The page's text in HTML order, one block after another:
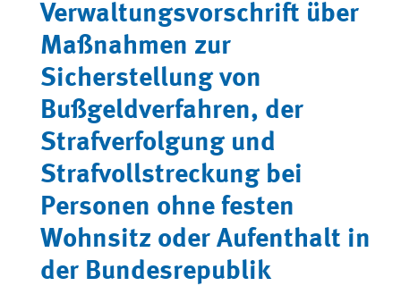
Verwaltungsvorschrift über
Maßnahmen zur
Sicherstellung von
Bußgeldverfahren, der
Strafverfolgung und
Strafvollstreckung bei
Personen ohne festen
Wohnsitz oder Aufenthalt in
der Bundesrepublik